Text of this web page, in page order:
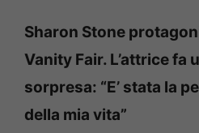
Sharon Stone
Vanity Fair. L’attrice fa
sorpresa: “E’ stata la
della mia vita”